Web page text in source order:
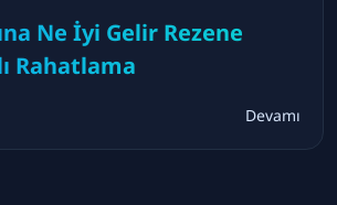
Ne İyi Gelir Rezene
Rahatlama
Devamı